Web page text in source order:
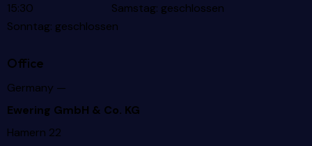
15:30 Samstag: geschlossen
Sonntag: geschlossen
Office
Germany —
Ewering GmbH & Co. KG
Hamern 22